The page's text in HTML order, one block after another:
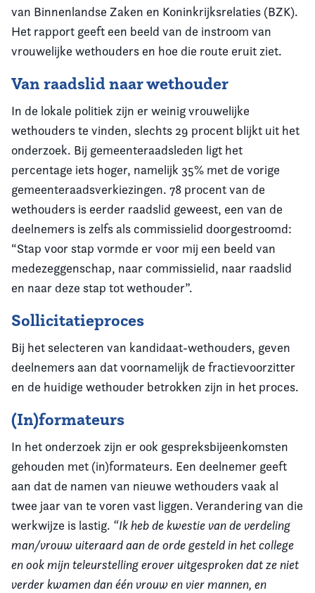
van Binnenlandse Zaken en Koninkrijksrelaties (BZK).
Het rapport geeft een beeld van de instroom van
vrouwelijke wethouders en hoe die route eruit ziet.
Van raadslid naar wethouder
In de lokale politiek zijn er weinig vrouwelijke
wethouders te vinden, slechts 29 procent blijkt uit het
onderzoek. Bij gemeenteraadsleden ligt het
percentage iets hoger, namelijk 35% met de vorige
gemeenteraadsverkiezingen. 78 procent van de
wethouders is eerder raadslid geweest, een van de
deelnemers is zelfs als commissielid doorgestroomd:
“Stap voor stap vormde er voor mij een beeld van
medezeggenschap, naar commissielid, naar raadslid
en naar deze stap tot wethouder”.
Sollicitatieproces
Bij het selecteren van kandidaat-wethouders, geven
deelnemers aan dat voornamelijk de fractievoorzitter
en de huidige wethouder betrokken zijn in het proces.
(In)formateurs
In het onderzoek zijn er ook gespreksbijeenkomsten
gehouden met (in)formateurs. Een deelnemer geeft
aan dat de namen van nieuwe wethouders vaak al
twee jaar van te voren vast liggen. Verandering van die
werkwijze is lastig. “Ik heb de kwestie van de verdeling
man/vrouw uiteraard aan de orde gesteld in het college
en ook mijn teleurstelling erover uitgesproken dat ze niet
verder kwamen dan één vrouw en vier mannen, en